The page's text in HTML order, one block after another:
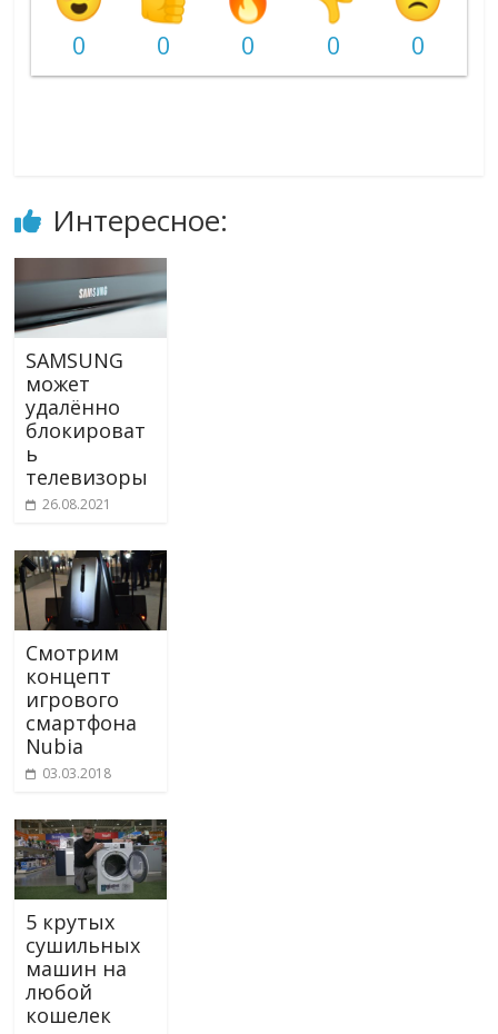
0 0 0 0 0
Интересное:
SAMSUNG
может
удалённо
блокироват
ь
телевизоры
26.08.2021
Смотрим
концепт
игрового
смартфона
Nubia
03.03.2018
5 крутых
сушильных
машин на
любой
кошелек